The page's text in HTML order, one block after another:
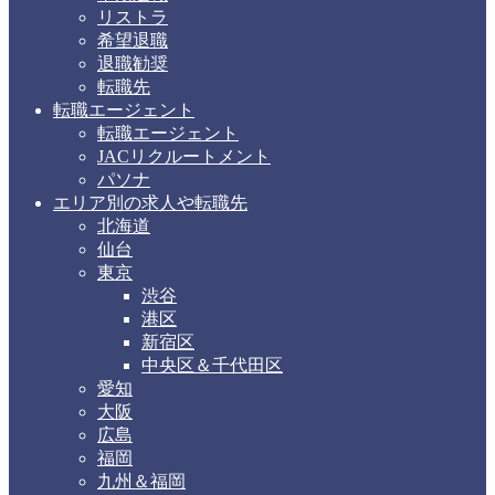
リストラ
希望退職
退職勧奨
転職先
転職エージェント
転職エージェント
JACリクルートメント
パソナ
エリア別の求人や転職先
北海道
仙台
東京
渋谷
港区
新宿区
中央区＆千代田区
愛知
大阪
広島
福岡
九州＆福岡